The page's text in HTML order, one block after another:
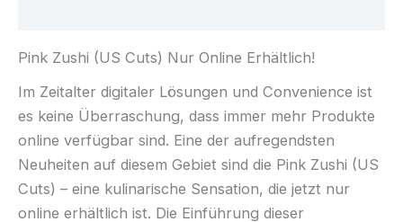
Pink Zushi (US Cuts) Nur Online Erhältlich!
Im Zeitalter digitaler Lösungen und Convenience ist
es keine Überraschung, dass immer mehr Produkte
online verfügbar sind. Eine der aufregendsten
Neuheiten auf diesem Gebiet sind die Pink Zushi (US
Cuts) – eine kulinarische Sensation, die jetzt nur
online erhältlich ist. Die Einführung dieser